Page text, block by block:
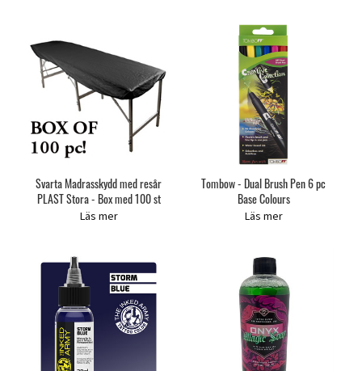
Svarta Madrasskydd med resår
PLAST Stora - Box med 100 st
Läs mer
Tombow - Dual Brush Pen 6 pc
Base Colours
Läs mer